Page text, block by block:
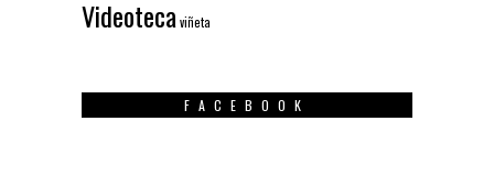
Videoteca viñeta
FACEBOOK